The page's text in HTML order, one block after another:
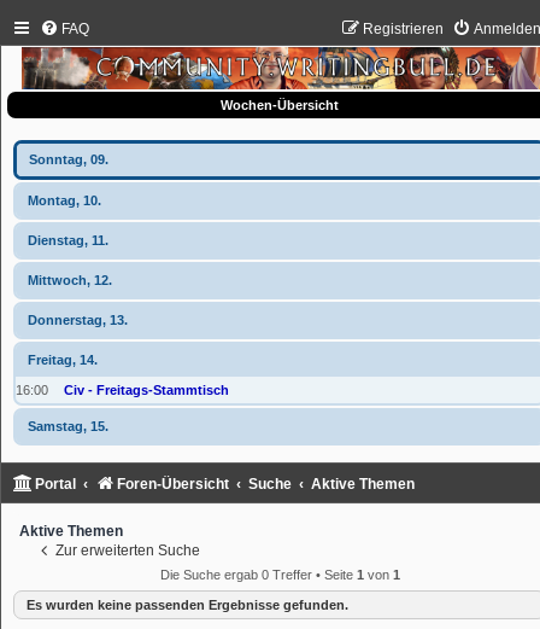
FAQ Registrieren
Wochen-Übersicht
Sonntag, 09.
Montag, 10.
Dienstag, 11.
Mittwoch, 12.
Donnerstag, 13.
Freitag, 14.
16:00 Civ - Freitags-Stammtisch
Samstag, 15.
Portal Foren-Übersicht Suche Aktive Themen
Aktive Themen
Zur erweiterten Suche
Die Suche ergab 0 Treffer • Seite 1 von 1
Es wurden keine passenden Ergebnisse gefunden.